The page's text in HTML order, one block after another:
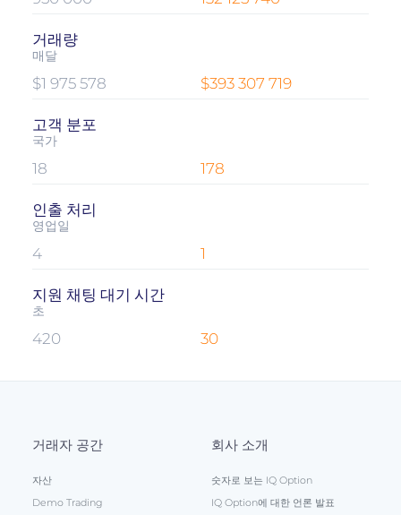
거래량
매달
$1 975 578 $393 307 719
고객 분포
국가
18 178
인출 처리
영업일
4 1
지원 채팅 대기 시간
초
420 30
거래자 공간
자산
Demo Trading
회사 소개
숫자로 보는 IQ Option
IQ Option에 대한 언론 발표